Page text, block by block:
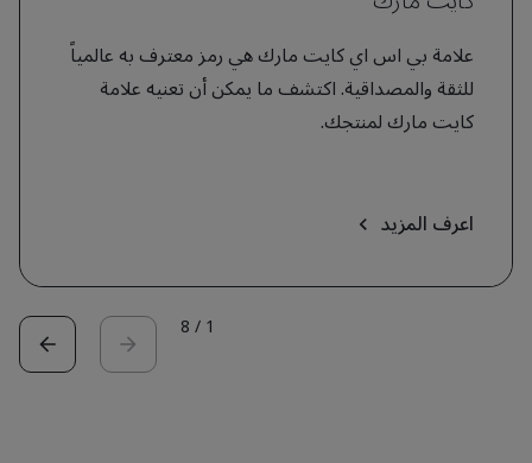
علامة بي اس اي كايت مارك هي رمز معترف به عالمياً
للثقة والمصداقية. اكتشف ما يمكن أن تعنيه علامة
كايت مارك لمنتجك.
اعرف المزيد
1
/
8